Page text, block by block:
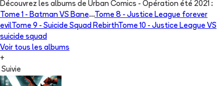
Découvrez les albums de Urban Comics - Opération été 2021 :
Tome 1 - Batman VS Bane...Tome 8 - Justice League forever
evil Tome 9 - Suicide Squad RebirthTome 10 - Justice League VS
suicide squad
Voir tous les albums
+
Suivie